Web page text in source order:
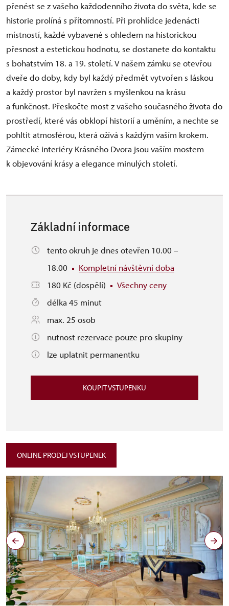
přenést se z vašeho každodenního života do světa, kde se
historie prolíná s přítomností. Při prohlídce jedenácti
místností, každé vybavené s ohledem na historickou
přesnost a estetickou hodnotu, se dostanete do kontaktu
s bohatstvím 18. a 19. století. V našem zámku se otevřou
dveře do doby, kdy byl každý předmět vytvořen s láskou
a každý prostor byl navržen s myšlenkou na krásu
a funkčnost. Přeskočte most z vašeho současného života do
prostředí, které vás obklopí historií a uměním, a nechte se
pohltit atmosférou, která ožívá s každým vaším krokem.
Zámecké interiéry Krásného Dvora jsou vaším mostem
k objevování krásy a elegance minulých století.
Základní informace
tento okruh je dnes otevřen 10.00 –
18.00
Kompletní návštěvní doba
180 Kč (dospělí)
Všechny ceny
délka 45 minut
max. 25 osob
nutnost rezervace pouze pro skupiny
lze uplatnit permanentku
KOUPIT VSTUPENKU
ONLINE PRODEJ VSTUPENEK